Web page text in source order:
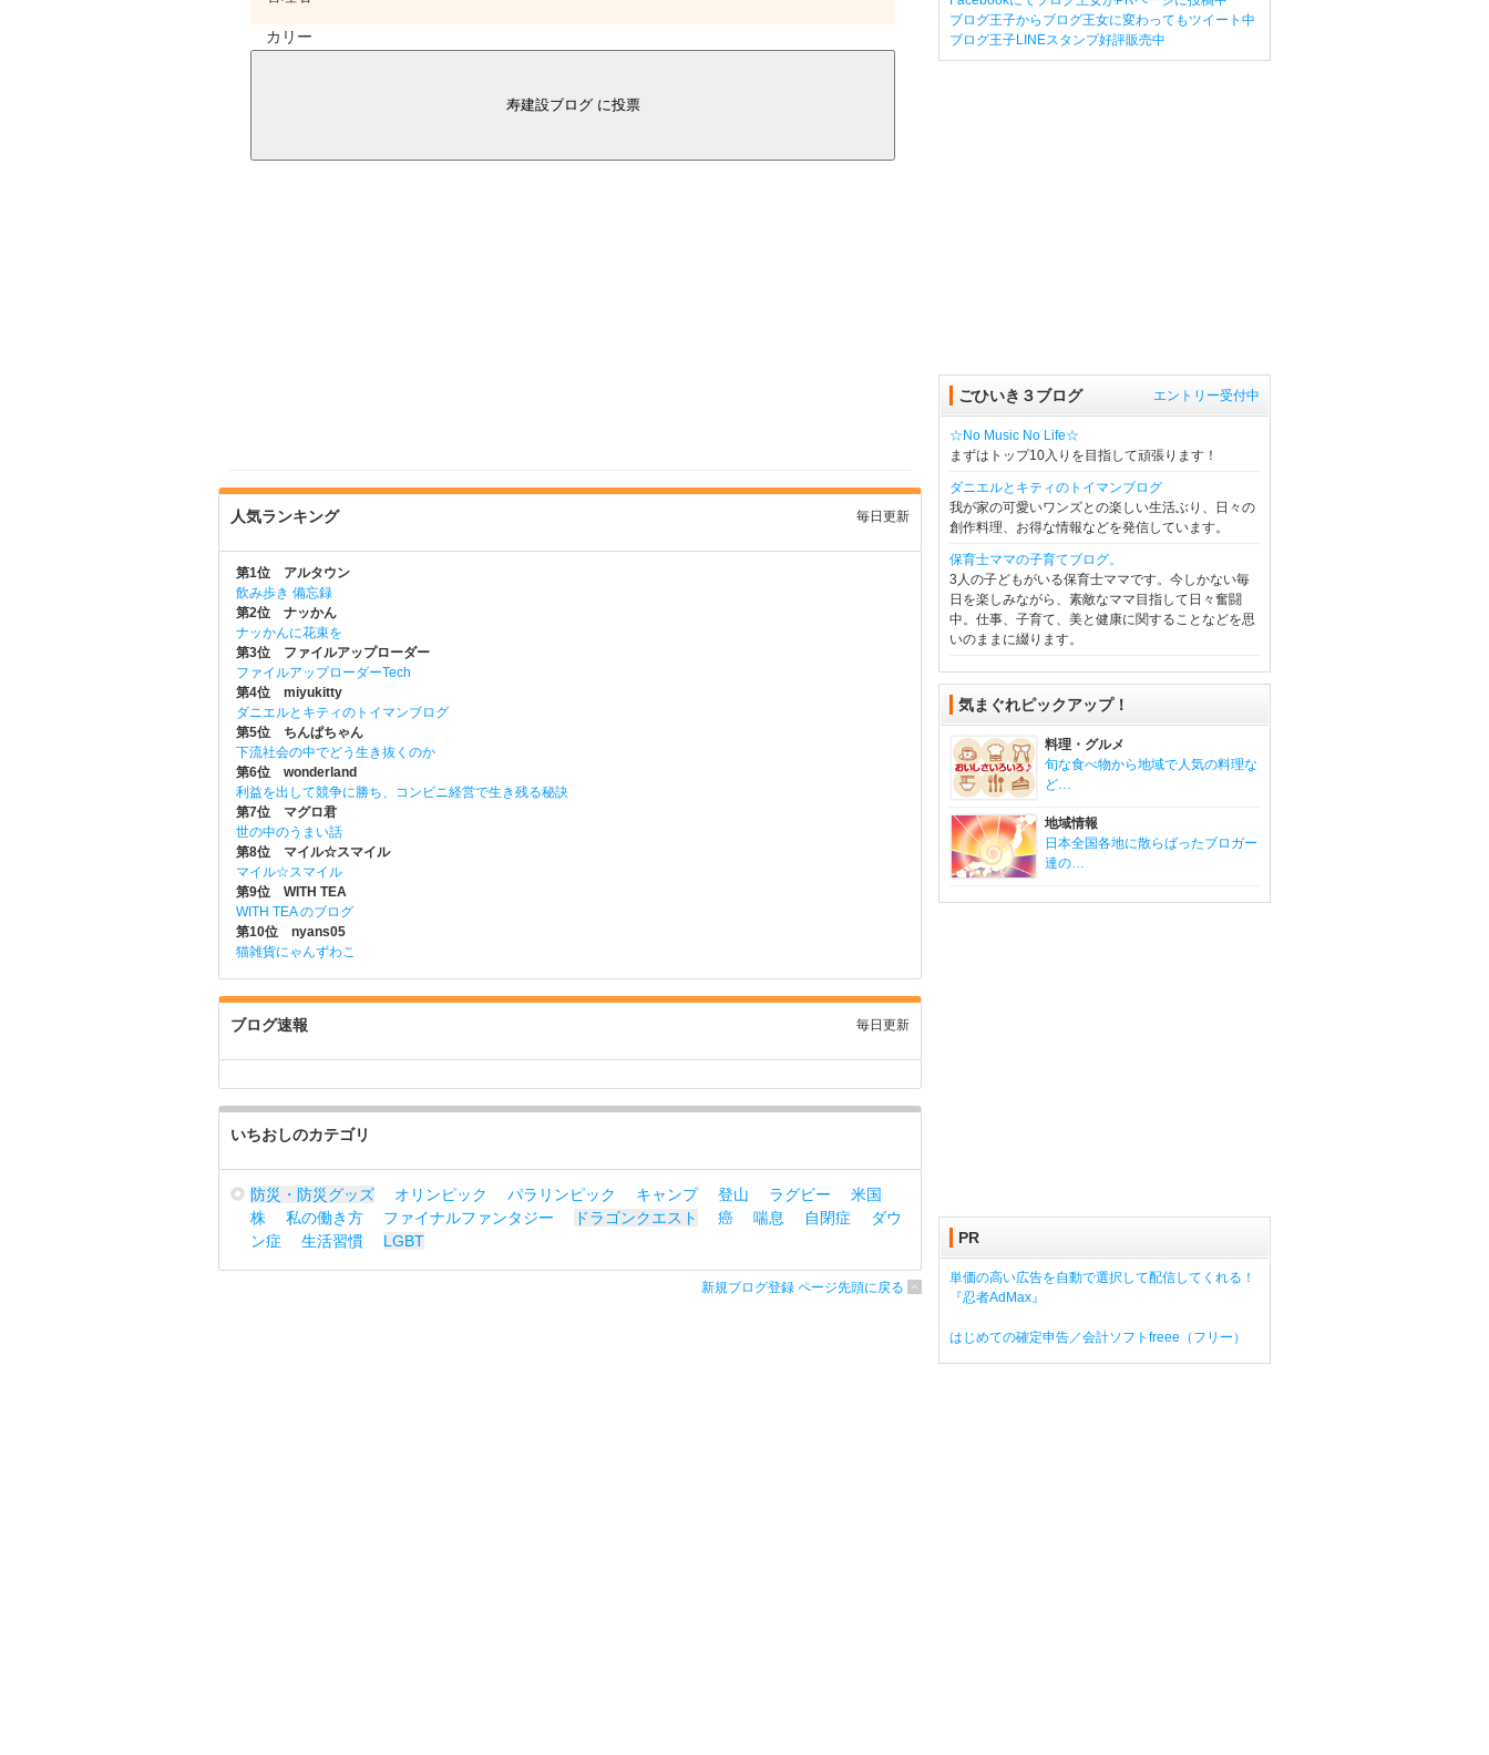
カリー
人気ランキング 毎日更新
第1位 アルタウン
飲み歩き 備忘録
第2位 ナッかん
ナッかんに花束を
第3位 ファイルアップローダー
ファイルアップローダーTech
第4位 miyukitty
ダニエルとキティのトイマンブログ
第5位 ちんぱちゃん
下流社会の中でどう生き抜くのか
第6位 wonderland
利益を出して競争に勝ち、コンビニ経営で生き残る秘訣
第7位 マグロ君
世の中のうまい話
第8位 マイル☆スマイル
マイル☆スマイル
第9位 WITH TEA
WITH TEA のブログ
第10位 nyans05
猫雑貨にゃんずわこ
ブログ速報 毎日更新
いちおしのカテゴリ
防災・防災グッズ オリンピック パラリンピック キャンプ 登山 ラグビー
米国
株
私の働き方 ファイナルファンタジー ドラゴンクエスト 癌 喘息 自閉症
ダウ
ン症
生活習慣 LGBT
新規ブログ登録 ページ先頭に戻る
ブログ王子からブログ王女に変わってもツイート中
ブログ王子LINEスタンプ好評販売中
エントリー受付中
ごひいき３ブログ
☆No Music No Life☆
まずはトップ10入りを目指して頑張ります！
ダニエルとキティのトイマンブログ
我が家の可愛いワンズとの楽しい生活ぶり、日々の
創作料理、お得な情報などを発信しています。
保育士ママの子育てブログ。
3人の子どもがいる保育士ママです。今しかない毎
日を楽しみながら、素敵なママ目指して日々奮闘
中。仕事、子育て、美と健康に関することなどを思
いのままに綴ります。
気まぐれピックアップ！
料理・グルメ
旬な食べ物から地域で人気の料理な
ど…
地域情報
日本全国各地に散らばったブロガー
達の…
PR
単価の高い広告を自動で選択して配信してくれる！
『忍者AdMax』
はじめての確定申告／会計ソフトfreee（フリー）